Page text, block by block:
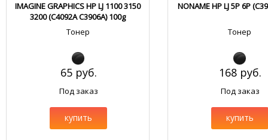
IMAGINE GRAPHICS HP LJ 1100 3150
3200 (C4092A C3906A) 100g
Тонер
65 руб.
Под заказ
купить
NONAME HP LJ 5P 6P
Тонер
168 руб.
Под заказ
купить